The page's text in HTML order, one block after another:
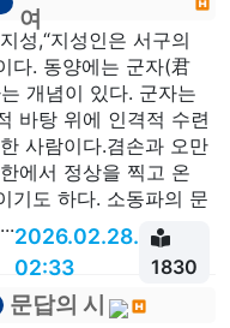
여
성,“지성인은 서구의
다. 동양에는 군자(君
개념이 있다. 군자는
바탕 위에 인격적 수련
사람이다.겸손과 오만
에서 정상을 찍고 온
기도 하다. 소동파의 문
2026.02.28.
02:33
1830
문답의 시